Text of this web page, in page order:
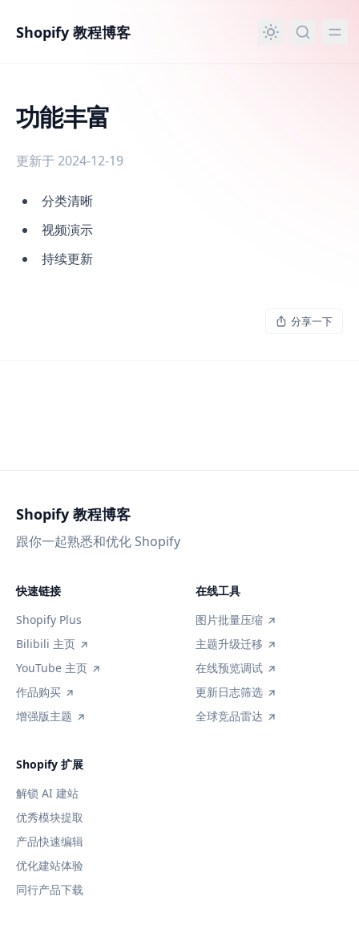
Shopify 教程博客
功能丰富
更新于 2024-12-19
功能丰富
分类清晰
视频演示
持续更新
分享一下
Shopify 教程博客
跟你一起熟悉和优化 Shopify
快速链接
Shopify Plus
Bilibili 主页
YouTube 主页
作品购买
增强版主题
在线工具
图片批量压缩
主题升级迁移
在线预览调试
更新日志筛选
全球竞品雷达
Shopify 扩展
解锁 AI 建站
优秀模块提取
产品快速编辑
优化建站体验
同行产品下载